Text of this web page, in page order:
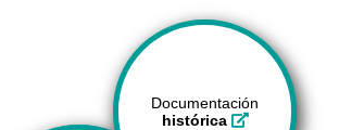
Documentación
histórica